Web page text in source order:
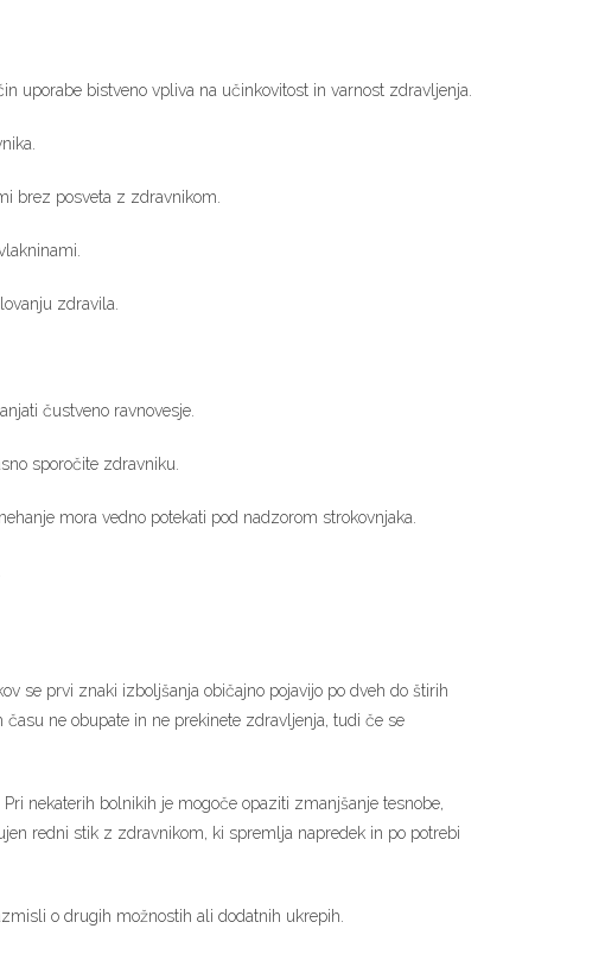
uporabe bistveno vpliva na učinkovitost in varnost zdravljenja.
brez posveta z zdravnikom.
zdravila.
čustveno ravnovesje.
sporočite zdravniku.
mora vedno potekati pod nadzorom strokovnjaka.
se prvi znaki izboljšanja običajno pojavijo po dveh do štirih
ne obupate in ne prekinete zdravljenja, tudi če se
nekaterih bolnikih je mogoče opaziti zmanjšanje tesnobe,
redni stik z zdravnikom, ki spremlja napredek in po potrebi
o drugih možnostih ali dodatnih ukrepih.